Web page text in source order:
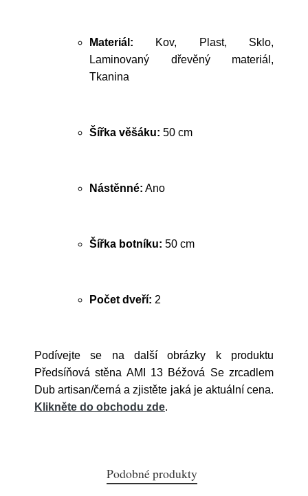
Materiál: Kov, Plast, Sklo,
Laminovaný dřevěný materiál,
Tkanina
Šířka věšáku: 50 cm
Nástěnné: Ano
Šířka botníku: 50 cm
Počet dveří: 2
Podívejte se na další obrázky k produktu
Předsíňová stěna AMI 13 Béžová Se zrcadlem
Dub artisan/černá a zjistěte jaká je aktuální cena.
Klikněte do obchodu zde.
Podobné produkty